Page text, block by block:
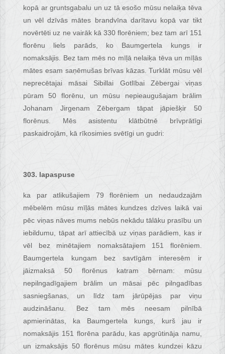
kopā ar gruntsgabalu un uz tā esošo mūsu nelaiķa tēva
un vēl dzīvās mātes brandvīna darītavu kopā var tikt
novērtēti uz ne vairāk kā 330 florēniem; bez tam arī 151
florēnu liels parāds, ko Baumgertela kungs ir
nomaksājis. Bez tam mēs no mīļā nelaiķa tēva un mīļās
mātes esam saņēmušas brīvas kāzas. Turklāt mūsu vēl
neprecētajai māsai Sibillai Gotlībai Zēbergai viņas
pūram 50 florēnu, un mūsu nepieaugušajam brālim
Johanam Jirgenam Zēbergam tāpat jāpiešķir 50
florēnus. Mēs asistentu klātbūtnē brīvprātīgi
paskaidrojām, kā rīkosimies svētīgi un gudri:
303. lapaspuse
ka par atlikušajiem 79 florēniem un nedaudzajām
mēbelēm mūsu mīļās mātes kundzes dzīves laikā vai
pēc viņas nāves mums nebūs nekādu tālāku prasību un
iebildumu, tāpat arī attiecībā uz viņas parādiem, kas ir
vēl bez minētajiem nomaksātajiem 151 florēniem.
Baumgertela kungam bez savtīgām interesēm ir
jāizmaksā 50 florēnus katram bērnam: mūsu
nepilngadīgajiem brālim un māsai pēc pilngadības
sasniegšanas, un līdz tam jārūpējas par viņu
audzināšanu. Bez tam mēs neesam pilnībā
apmierinātas, ka Baumgertela kungs, kurš jau ir
nomaksājis 151 florēna parādu, kas apgrūtināja namu,
un izmaksājis 50 florēnus mūsu mātes kundzei kāzu